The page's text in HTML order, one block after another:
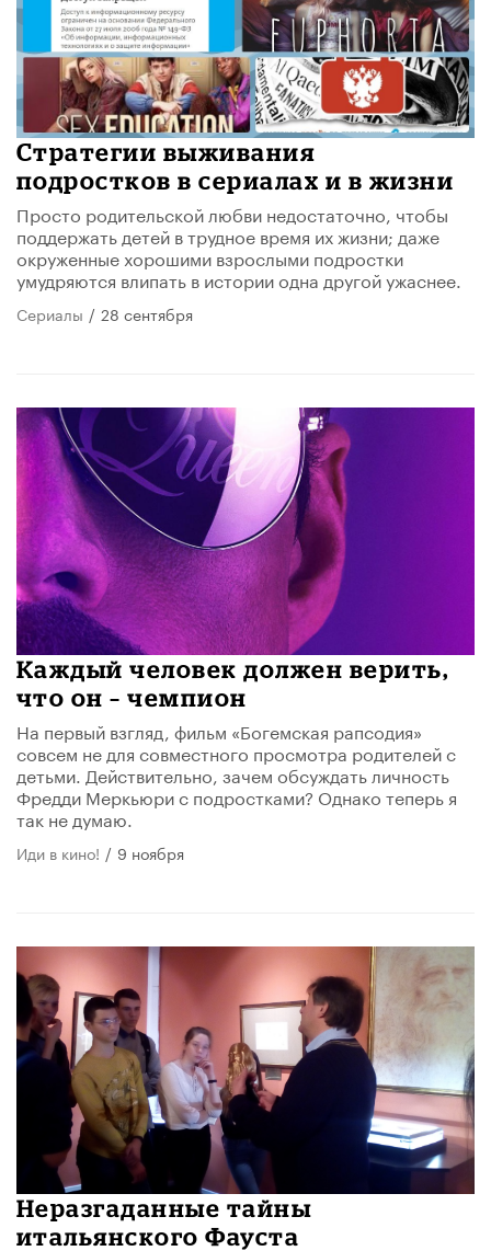
Стратегии выживания
подростков в сериалах и в жизни
Просто родительской любви недостаточно, чтобы
поддержать детей в трудное время их жизни; даже
окруженные хорошими взрослыми подростки
умудряются влипать в истории одна другой ужаснее.
Сериалы / 28 сентября
Каждый человек должен верить,
что он – чемпион
На первый взгляд, фильм «Богемская рапсодия»
совсем не для совместного просмотра родителей с
детьми. Действительно, зачем обсуждать личность
Фредди Меркьюри с подростками? Однако теперь я
так не думаю.
Иди в кино! / 9 ноября
Неразгаданные тайны
итальянского Фауста